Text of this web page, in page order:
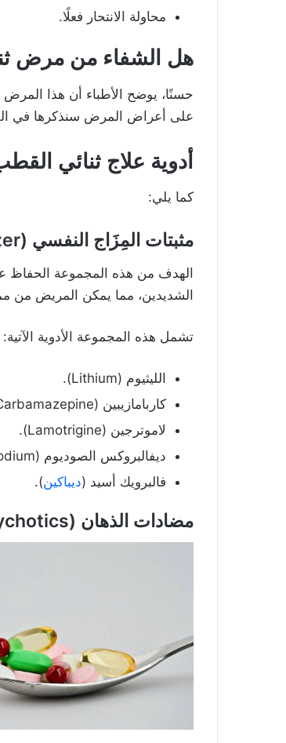
محاولة الانتحار فعلًا.
هل الشفاء من مرض
حسنًا، يوضح الأطباء أن هذا
على أعراض المرض سنذكرها في
أدوية علاج ثنائي
كما يلي:
مثبتات المِزَاج النفسي (Mood stabilizer)
الهدف من هذه المجموعة الحفاظ
الشديدين، مما يمكن المريض من
تشمل هذه المجموعة الأدوية الآتية:
الليثيوم (Lithium).
كاربامازيبين (Carbamazepine)‏.
لاموترجين (Lamotrigine).
ديفالبروكس الصوديوم (Divalproex sodium).
فالبرويك أسيد (ديباكين).
مضادات الذهان (Antipsychotics)